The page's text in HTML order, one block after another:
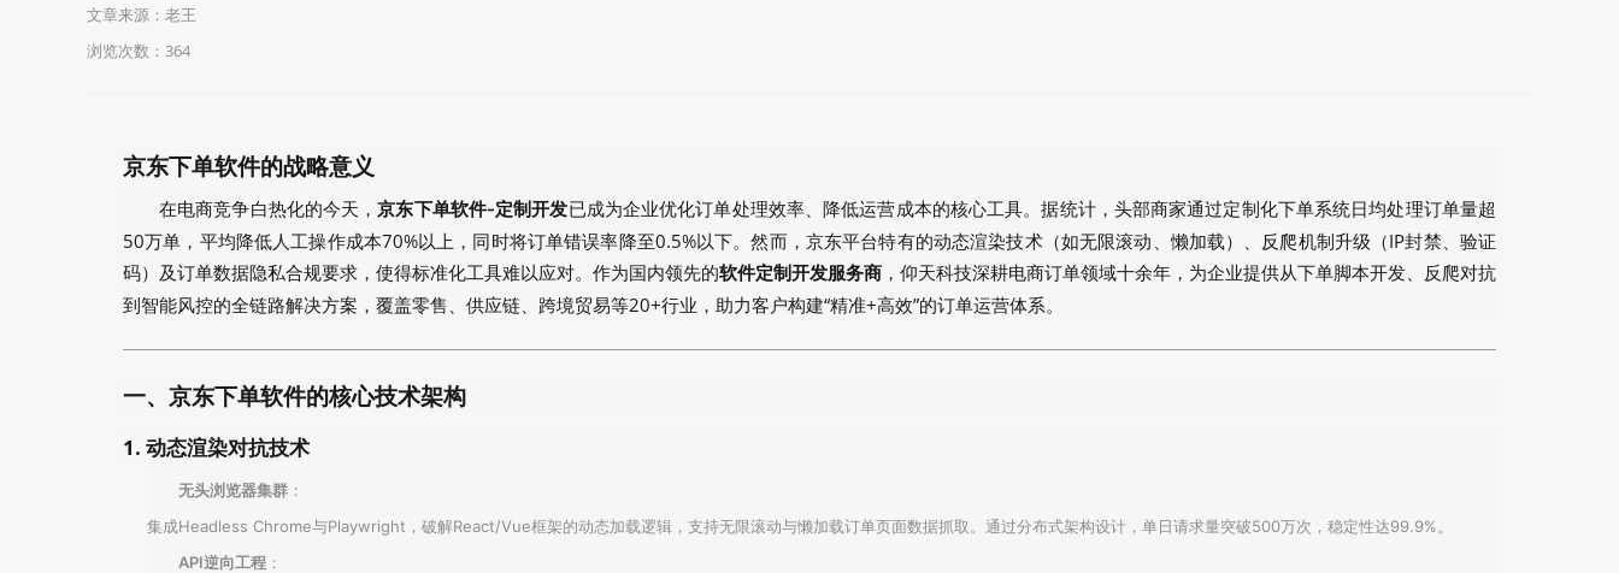
文章来源：老王
浏览次数：364
京东下单软件的战略意义
在电商竞争白热化的今天，京东下单软件-定制开发已成为企业优化订单处理效率、降低运营成本的核心工具。据统计，头部商家通过定制化下单系统日均处理订单量超
50万单，平均降低人工操作成本70%以上，同时将订单错误率降至0.5%以下。然而，京东平台特有的动态渲染技术（如无限滚动、懒加载）、反爬机制升级（IP封禁、验证
码）及订单数据隐私合规要求，使得标准化工具难以应对。作为国内领先的软件定制开发服务商 ，仰天科技深耕电商订单领域十余年，为企业提供从下单脚本开发、反爬对抗
到智能风控的全链路解决方案，覆盖零售、供应链、跨境贸易等20+行业，助力客户构建“精准+高效”的订单运营体系。
一、京东下单软件的核心技术架构
1. 动态渲染对抗技术
无头浏览器集群 ：
集成Headless Chrome与Playwright，破解React/Vue框架的动态加载逻辑，支持无限滚动与懒加载订单页面数据抓取。通过分布式架构设计，单日请求量突破500万次，稳定性达99.9%。
API逆向工程 ：